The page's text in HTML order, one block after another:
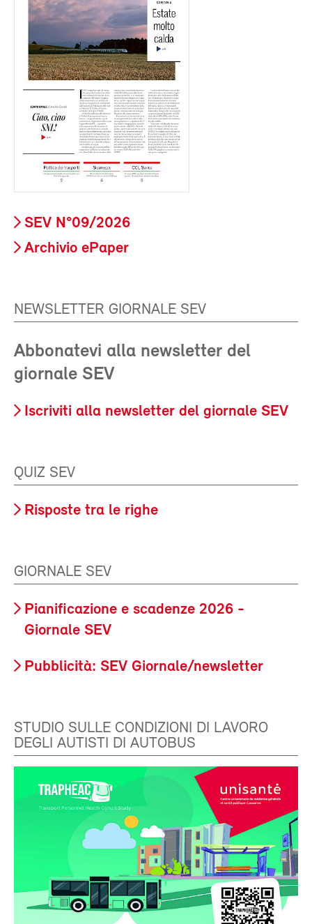
SEV N°09/2026
Archivio ePaper
NEWSLETTER GIORNALE SEV
Abbonatevi alla newsletter del
giornale SEV
Iscriviti alla newsletter del giornale SEV
QUIZ SEV
Risposte tra le righe
GIORNALE SEV
Pianificazione e scadenze 2026 -
Giornale SEV
Pubblicità: SEV Giornale/newsletter
STUDIO SULLE CONDIZIONI DI LAVORO
DEGLI AUTISTI DI AUTOBUS